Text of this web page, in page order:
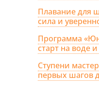
Плавание для
сила и
Программа
старт на воде
Ступени
первых шагов